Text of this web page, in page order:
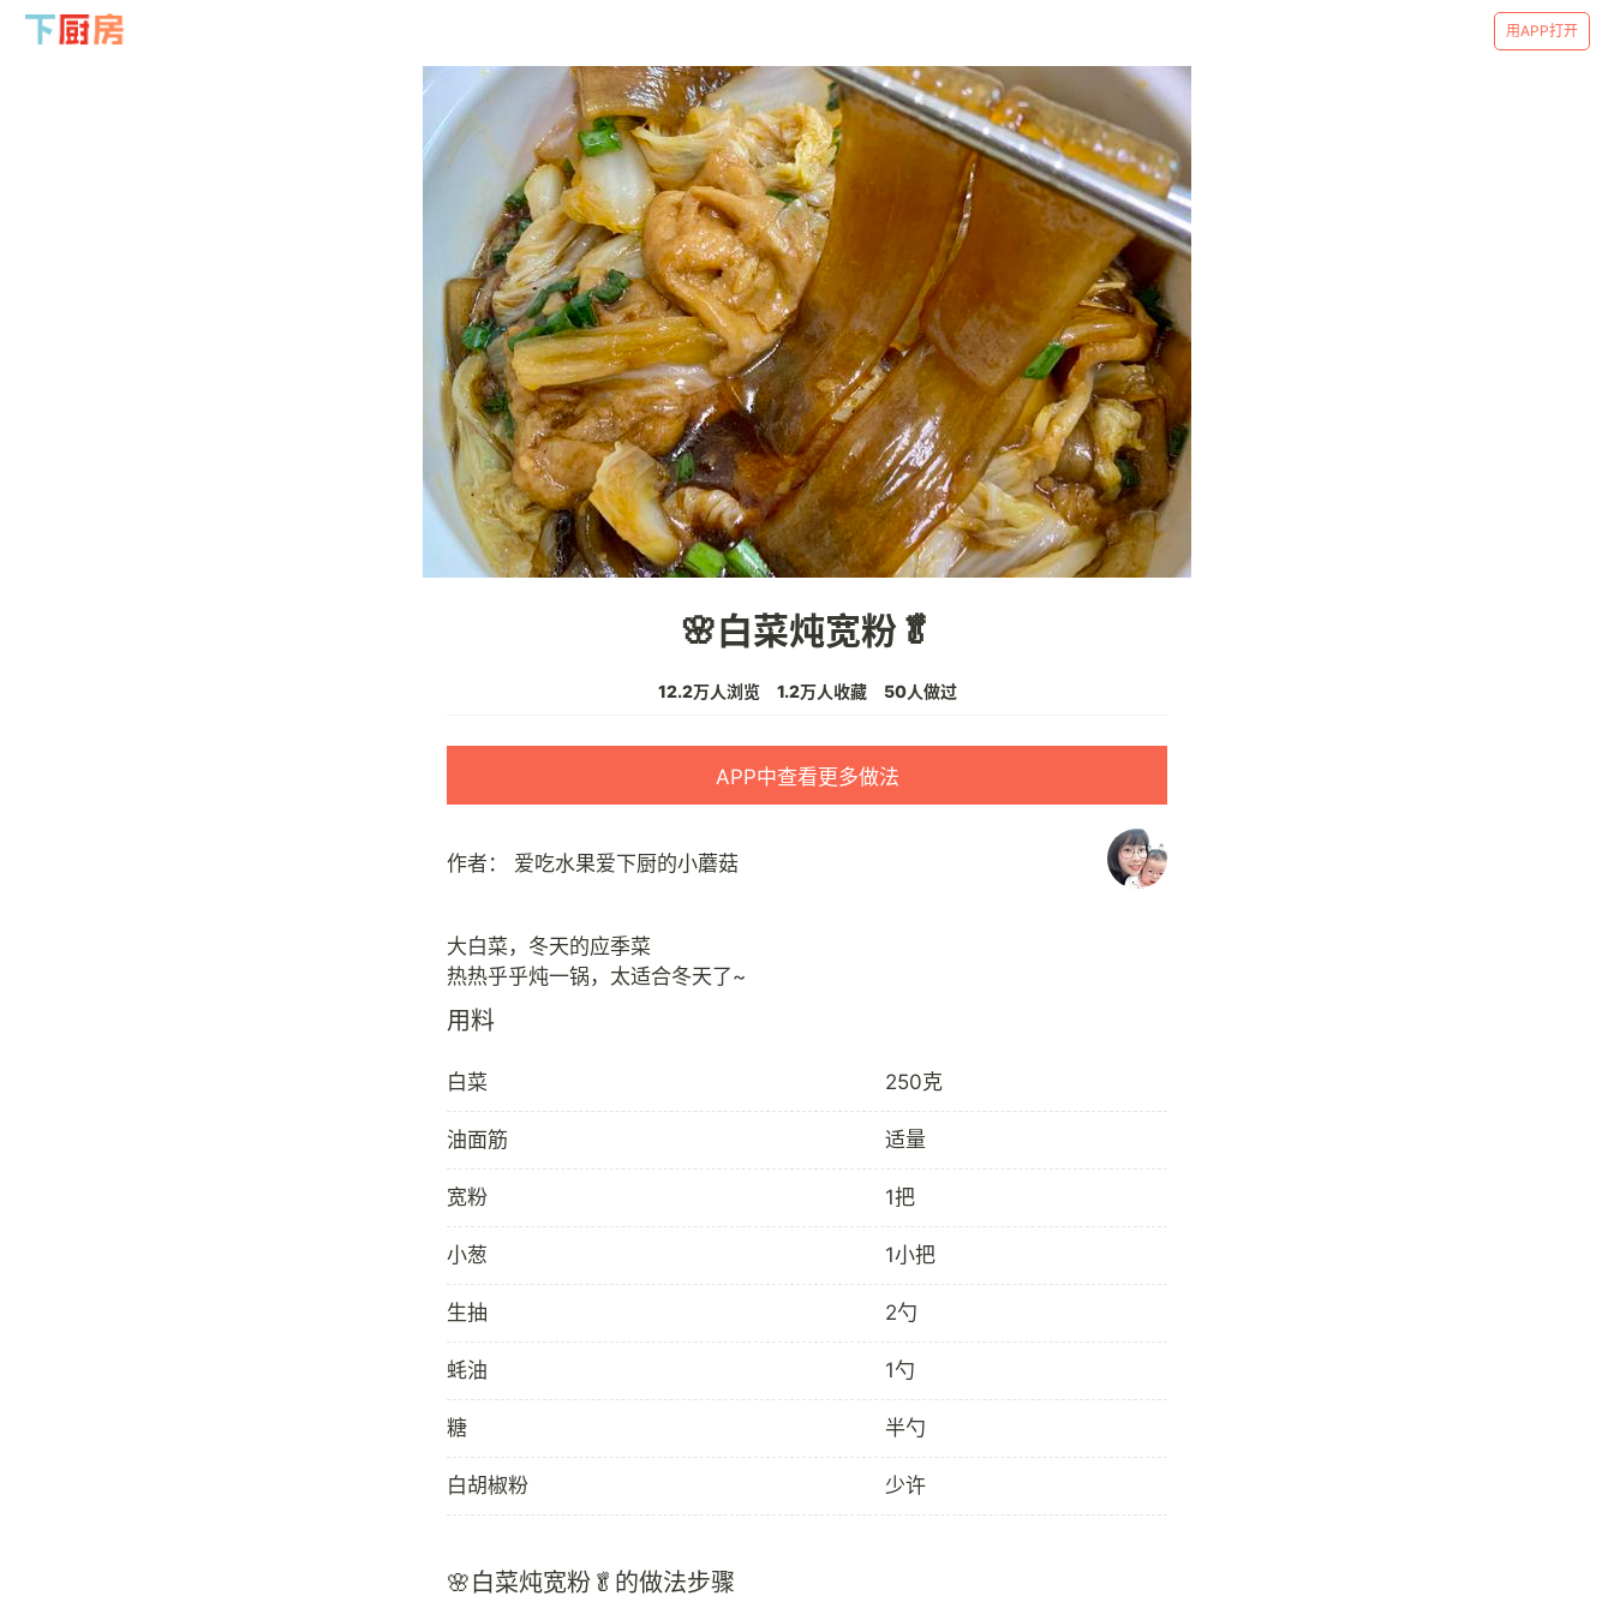
用APP打开
🌸白菜炖宽粉🥬
12.2万人浏览 1.2万人收藏 50人做过
APP中查看更多做法
作者： 爱吃水果爱下厨的小蘑菇
大白菜，冬天的应季菜
用料
白菜 250克
油面筋 适量
宽粉 1把
小葱 1小把
生抽 2勺
蚝油 1勺
糖 半勺
白胡椒粉 少许
🌸白菜炖宽粉🥬的做法步骤